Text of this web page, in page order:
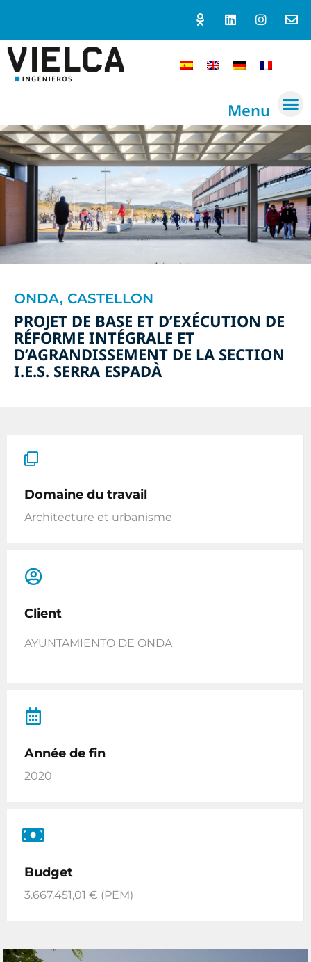
Menu
ONDA, CASTELLON
PROJET DE BASE ET D’EXÉCUTION DE
RÉFORME INTÉGRALE ET
D’AGRANDISSEMENT DE LA SECTION
I.E.S. SERRA ESPADÀ
Domaine du travail
Architecture et urbanisme
Client
AYUNTAMIENTO DE ONDA
Année de fin
2020
Budget
3.667.451,01 € (PEM)